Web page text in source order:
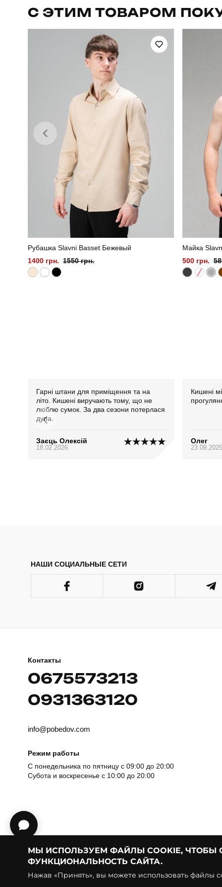
МЫ ИСПОЛЬЗУЕМ ФАЙЛЫ COOKIE,
ФУНКЦИОНАЛЬНОСТЬ САЙТА.
Нажав «Принять», вы можете использовать файлы
Стиль
С ЭТИМ ТОВАРОМ
Рубашка Slavni Basset Бежевый
1400 грн. 1550 грн.
Майка
500 грн.
Гарні штани для приміщення та на
літо. Кишені виручають тому, що не
люблю сумок. За два сезони потерлася
дупа.
Заєць Олексій
18.02.2026
Кишені
Олег
23.09.2025
НАШИ СОЦИАЛЬНЫЕ СЕТИ
Контакты
0675573213
0931363120
info@pobedov.com
Режим работы
С понедельника по пятницу с 09:00 до 20:00
Субота и воскресенье с 10:00 до 20:00
© Pobedov | 2018 — 2026